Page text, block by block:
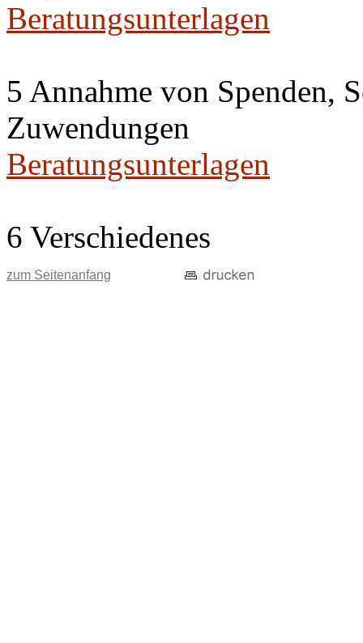
Beratungsunterlagen
5 Annahme von Spenden,
Zuwendungen
Beratungsunterlagen
6 Verschiedenes
zum Seitenanfang